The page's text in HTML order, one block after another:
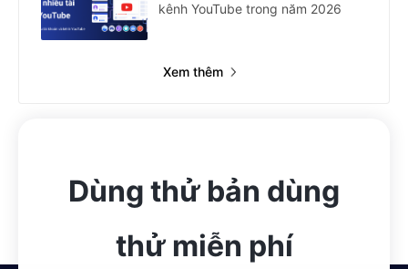
kênh YouTube trong năm 2026
Xem thêm
Dùng thử bản dùng
thử miễn phí